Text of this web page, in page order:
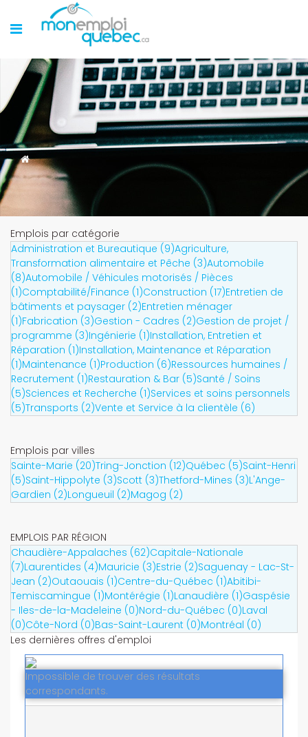
Emplois par catégorie
Administration et Bureautique (9)Agriculture,
Transformation alimentaire et Pêche (3)Automobile
(8)Automobile / Véhicules motorisés / Pièces
(1)Comptabilité/Finance (1)Construction (17)Entretien de
bâtiments et paysager (2)Entretien ménager
(1)Fabrication (3)Gestion - Cadres (2)Gestion de projet /
programme (3)Ingénierie (1)Installation, Entretien et
Réparation (1)Installation, Maintenance et Réparation
(1)Maintenance (1)Production (6)Ressources humaines /
Recrutement (1)Restauration & Bar (5)Santé / Soins
(5)Sciences et Recherche (1)Services et soins personnels
(5)Transports (2)Vente et Service à la clientèle (6)
Emplois par villes
Sainte-Marie (20)Tring-Jonction (12)Québec (5)Saint-Henri
(5)Saint-Hippolyte (3)Scott (3)Thetford-Mines (3)L'Ange-
Gardien (2)Longueuil (2)Magog (2)
EMPLOIS PAR RÉGION
Chaudière-Appalaches (62)Capitale-Nationale
(7)Laurentides (4)Mauricie (3)Estrie (2)Saguenay - Lac-St-
Jean (2)Outaouais (1)Centre-du-Québec (1)Abitibi-
Temiscamingue (1)Montérégie (1)Lanaudière (1)Gaspésie
- Iles-de-la-Madeleine (0)Nord-du-Québec (0)Laval
(0)Côte-Nord (0)Bas-Saint-Laurent (0)Montréal (0)
Les dernières offres d'emploi
Impossible de trouver des résultats
correspondants.